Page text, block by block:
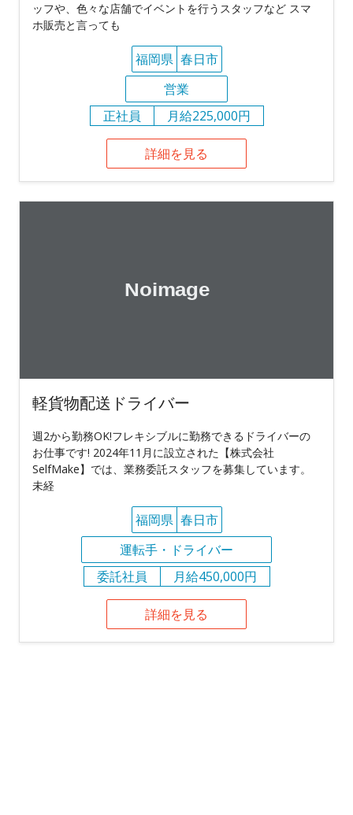
ッフや、色々な店舗でイベントを行うスタッフなど スマ
ホ販売と言っても
福岡県 春日市
営業
正社員
月給225,000円
詳細を見る
軽貨物配送ドライバー
週2から勤務OK!フレキシブルに勤務できるドライバーの
お仕事です! 2024年11月に設立された【株式会社
SelfMake】では、業務委託スタッフを募集しています。
未経
福岡県 春日市
運転手・ドライバー
委託社員
月給450,000円
詳細を見る